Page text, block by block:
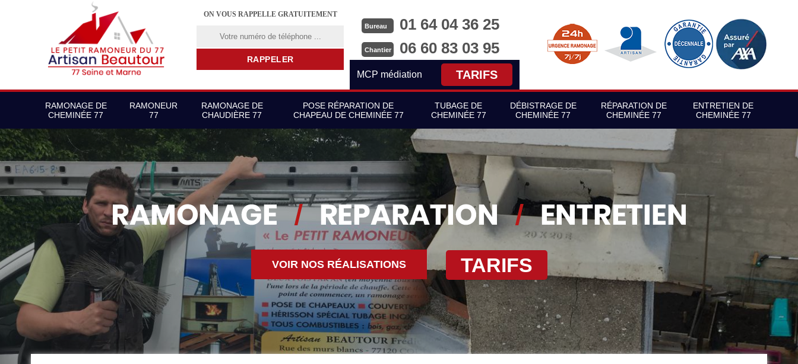
ON VOUS RAPPELLE GRATUITEMENT
Bureau 01 64 04 36 25
Chantier 06 60 83 03 95
MCP médiation TARIFS
RAMONAGE DE
CHEMINÉE 77
RAMONEUR
77
RAMONAGE DE
CHAUDIÈRE 77
POSE RÉPARATION DE
CHAPEAU DE CHEMINÉE 77
TUBAGE DE
CHEMINÉE 77
DÉBISTRAGE DE
CHEMINÉE 77
RÉPARATION DE
CHEMINÉE 77
ENTRETIEN DE
CHEMINÉE 77
VOIR NOS RÉALISATIONS TARIFS